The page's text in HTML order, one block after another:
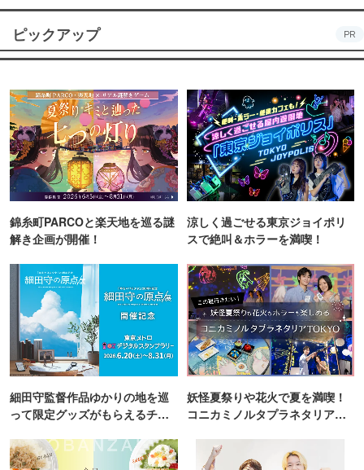
ピックアップ PR
錦糸町PARCOと楽天地を巡る謎
解き企画が開催！
涼しく過ごせる東京ジョイポリ
スで絶叫＆ホラーを満喫！
細田守監督作品ゆかりの地を巡
って限定グッズがもらえるチャ
妖怪夏祭りや花火で夏を満喫！
コニカミノルタプラネタリア